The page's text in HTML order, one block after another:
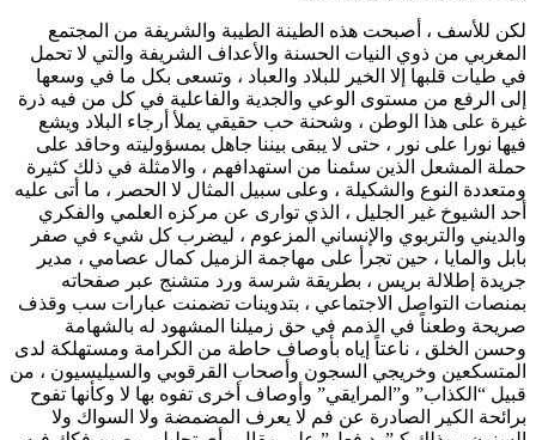
لكن للأسف ، أصبحت هذه الطينة الطيبة والشريفة من المجتمع
المغربي من ذوي النيات الحسنة والأعداف الشريفة والتي لا تحمل
في طيات قلبها إلا الخير للبلاد والعباد ، وتسعى بكل ما في وسعها
إلى الرفع من مستوى الوعي والجدية والفاعلية في كل من فيه ذرة
غيرة على هذا الوطن ، وشحنة حب حقيقي يملأ أرجاء البلاد ويشع
فيها نورا على نور ، حتى لا يبقى بيننا جاهل بمسؤوليته وحاقد على
حملة المشعل الذين سئمنا من استهدافهم ، والامثلة في ذلك كثيرة
ومتعددة النوع والشكيلة ، وعلى سبيل المثال لا الحصر ، ما أتى عليه
أحد الشيوخ غير الجليل ، الذي توارى عن مركزه العلمي والفكري
والديني والتربوي والإنساني المزعوم ، ليضرب كل شيء في صفر
بابل والمايا ، حين تجرأ على مهاجمة الزميل كمال عصامي ، مدير
جريدة إطلالة بريس ، بطريقة شرسة ورد متشنج عبر صفحاته
بمنصات التواصل الاجتماعي ، بتدوينات تضمنت عبارات سب وقذف
صريحة وطعناً في الذمم في حق زميلنا المشهود له بالشهامة
وحسن الخلق ، ناعتاً إياه بأوصاف حاطة من الكرامة ومستهلكة لدى
المتسكعين وخريجي السجون وأصحاب القرقوبي والسيليسيون ، من
قبيل “الكذاب” و”المرايقي” وأوصاف أخرى تفوه بها لا وكأنها تفوح
برائحة الكير الصادرة عن فم لا يعرف المضمضة ولا السواك ولا